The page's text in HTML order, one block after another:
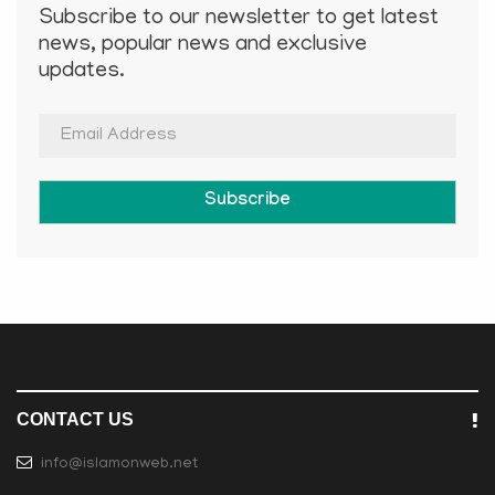
Subscribe to our newsletter to get latest
news, popular news and exclusive
updates.
Subscribe
CONTACT US
info@islamonweb.net